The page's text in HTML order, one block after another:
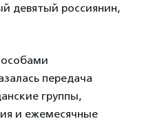
девятый россиянин,
передача
группы,
и ежемесячные